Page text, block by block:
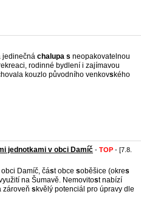
jedinečná chalupa s neopakovatelnou
rodinné bydlení i zajímavou
kouzlo původního venkovského
jednotkami v obci Damíč - TOP - [7.8.
Damíč, část obce soběšice (okres
na Šumavě. Nemovitost nabízí
zároveň skvělý potenciál pro úpravy dle